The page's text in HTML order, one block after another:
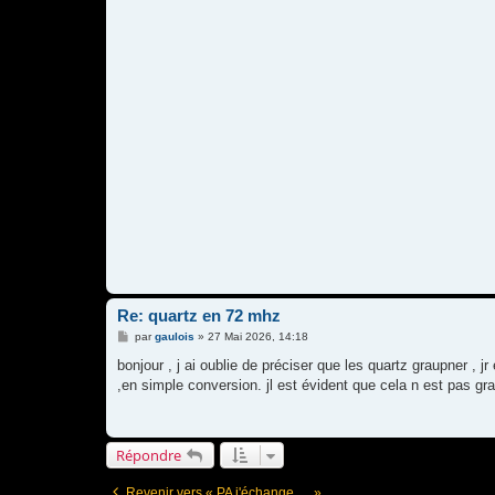
Re: quartz en 72 mhz
M
s
a
pargaulois » 27 Mai 2026, 14:18
bonjour , j ai oublie de préciser que les quartz graupner ,
,en simple conversion. jl est évident que cela n est pas
Répondre